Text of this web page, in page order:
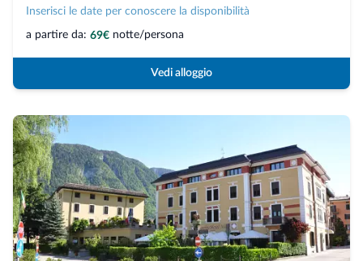
Inserisci le date per conoscere la disponibilità
a partire da: 69€ notte/persona
Vedi alloggio